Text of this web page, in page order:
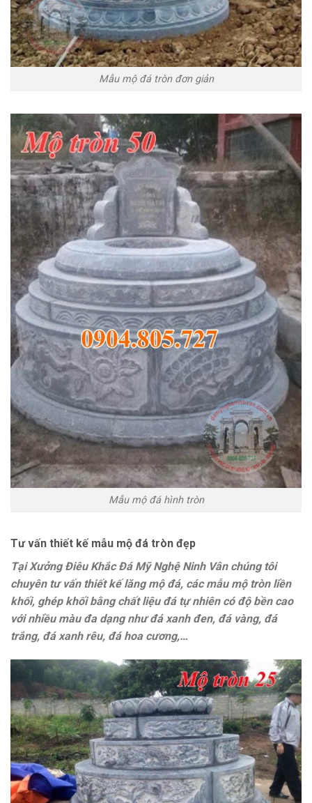
Mẫu mộ đá tròn đơn giản
Mẫu mộ đá hình tròn
Tư vấn thiết kế mẫu mộ đá tròn đẹp
Tại Xưởng Điêu Khắc Đá Mỹ Nghệ Ninh Vân chúng tôi
chuyên tư vấn thiết kế lăng mộ đá, các mẫu mộ tròn liền
khối, ghép khối bằng chất liệu đá tự nhiên có độ bền cao
với nhiều màu đa dạng như đá xanh đen, đá vàng, đá
trắng, đá xanh rêu, đá hoa cương,…